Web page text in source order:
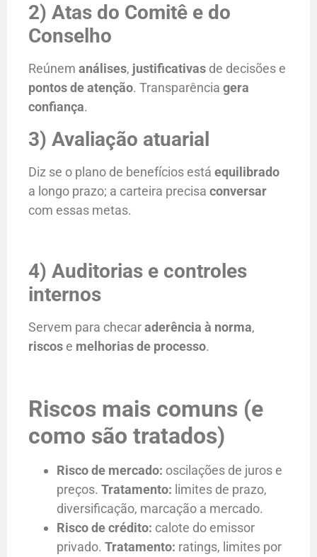
2) Atas do Comitê e do
Conselho
Reúnem análises, justificativas de decisões e
pontos de atenção. Transparência gera
confiança.
3) Avaliação atuarial
Diz se o plano de benefícios está equilibrado
a longo prazo; a carteira precisa conversar
com essas metas.
4) Auditorias e controles
internos
Servem para checaraderência à norma,
riscos e melhorias de processo.
Riscos mais comuns (e
como são tratados)
Risco de mercado: oscilações de juros e
preços. Tratamento: limites de prazo,
diversificação, marcação a mercado.
Risco de crédito: calote do emissor
privado. Tratamento: ratings, limites por